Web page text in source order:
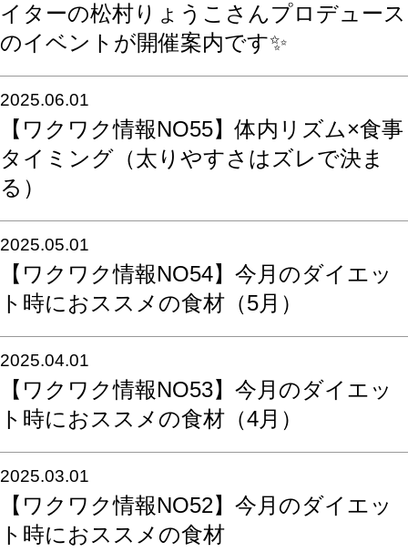
イターの松村りょうこさんプロデュース
のイベントが開催案内です✨
2025.06.01
【ワクワク情報NO55】体内リズム×食事
タイミング（太りやすさはズレで決ま
る）
2025.05.01
【ワクワク情報NO54】今月のダイエッ
ト時におススメの食材（5月）
2025.04.01
【ワクワク情報NO53】今月のダイエッ
ト時におススメの食材（4月）
2025.03.01
【ワクワク情報NO52】今月のダイエッ
ト時におススメの食材